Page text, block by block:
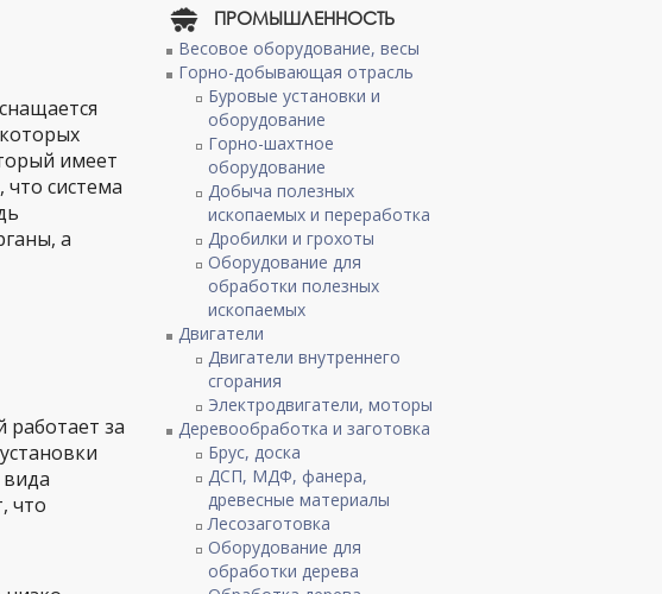
имеет
система
а
работает за
что
ПРОМЫШЛЕННОСТЬ
Весовое оборудование, весы
Горно-добывающая отрасль
Буровые установки и
оборудование
Горно-шахтное
оборудование
Добыча полезных
ископаемых и переработка
Дробилки и грохоты
Оборудование для
обработки полезных
ископаемых
Двигатели
Двигатели внутреннего
сгорания
Электродвигатели, моторы
Деревообработка и заготовка
Брус, доска
ДСП, МДФ, фанера,
древесные материалы
Лесозаготовка
Оборудование для
обработки дерева